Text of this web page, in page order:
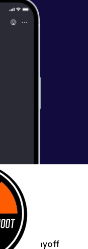
16
15 Playoff